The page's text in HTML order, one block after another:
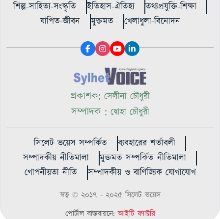
শিল্প-সাহিত্য-সংস্কৃতি
ইতিহাস-ঐতিহ্য
তথ্যপ্রযুক্তি-শিক্ষা
যাপিত-জীবন
মুক্তমত খেলাধুলা-বিনোদন
প্রকাশক: সেলীনা চৌধুরী
সম্পাদক : দ্বোহা চৌধুরী
সিলেট ভয়েস সম্পর্কিত
ব্যবহারের শর্তাবলী
সম্পাদকীয় নীতিমালা
মুক্তমত সম্পর্কিত নীতিমালা
গোপনীয়তা নীতি
সম্পাদকীয় ও বাণিজ্যিক যোগাযোগ
স্বত্ব © ২০১৭ - ২০২৫ সিলেট ভয়েস
পোর্টাল বাস্তবায়নে:আইটি ফ্যাক্টরি